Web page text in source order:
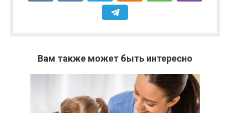
Вам также может быть интересно